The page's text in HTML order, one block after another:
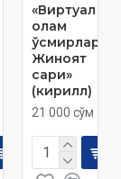
«Виртуал
олам
ўсмирлари.
Жиноят
сари»
(кирилл)
21 000 сўм